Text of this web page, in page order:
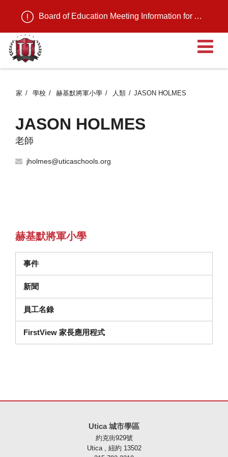
Board of Education Meeting Information for August 11, 2026
家 學校 赫基默將軍小學 人類 JASON HOLMES
JASON HOLMES
老師
jholmes@uticaschools.org
赫基默將軍小學
事件
新聞
員工名錄
FirstView 家長應用程式
Utica 城市學區
約克街929號
Utica , 紐約 13502